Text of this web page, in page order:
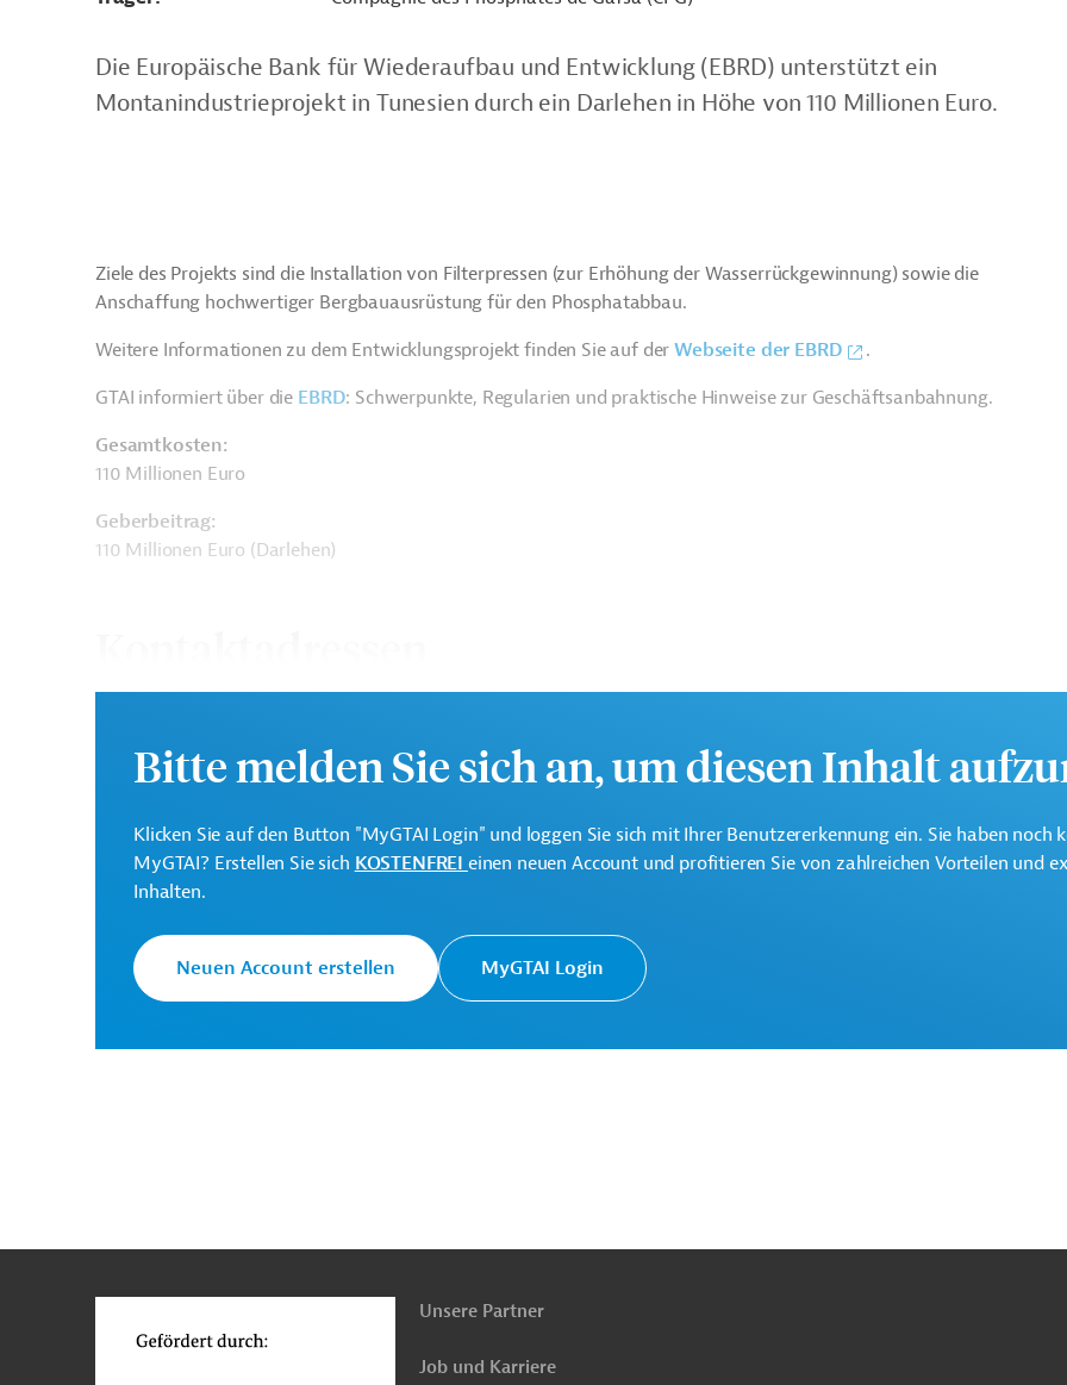
Die Europäische Bank für Wiederaufbau und Entwicklung (EBRD) unterstützt ein
Montanindustrieprojekt in Tunesien durch ein Darlehen in Höhe von 110 Millionen Euro.
Ziele des Projekts sind die Installation von Filterpressen (zur Erhöhung der Wasserrückgewinnung) sowie die
Anschaffung hochwertiger Bergbauausrüstung für den Phosphatabbau.
Weitere Informationen zu dem Entwicklungsprojekt finden Sie auf derWebseite der EBRD
.
GTAI informiert über die EBRD: Schwerpunkte, Regularien und praktische Hinweise zur Geschäftsanbahnung.
Gesamtkosten:
110 Millionen Euro
Geberbeitrag:
110 Millionen Euro (Darlehen)
Wiederaufbau und
Entwicklung (EBRD)
südlichen und östlichen Mittelmeerraum und hat zum Ziel, den Privatsektor zu stärken.
Phosphates de Gafsa
(CPG)
Projektträger
Bitte melden Sie sich an, um diesen Inhalt
Klicken Sie auf den Button "MyGTAI Login" und loggen Sie sich mit Ihrer Benutzererkennung ein. Sie haben noch
MyGTAI? Erstellen Sie sich KOSTENFREI einen neuen Account und profitieren Sie von zahlreichen Vorteilen und
Inhalten.
Neuen Account erstellen MyGTAI Login
oben
Unsere Partner
Job und Karriere